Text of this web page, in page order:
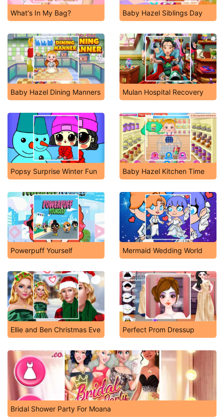
What's In My Bag? Baby Hazel Siblings Day
Baby Hazel Dining Manners Mulan Hospital Recovery
Popsy Surprise Winter Fun Baby Hazel Kitchen Time
Powerpuff Yourself Mermaid Wedding World
Ellie and Ben Christmas Eve Perfect Prom Dressup
Bridal Shower Party For Moana